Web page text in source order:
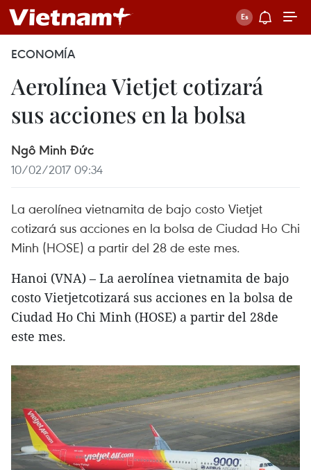
ECONOMÍA
Aerolínea Vietjet cotizará
sus acciones en la bolsa
Ngô Minh Đức
10/02/2017 09:34
La aerolínea vietnamita de bajo costo Vietjet
cotizará sus acciones en la bolsa de Ciudad Ho Chi
Minh (HOSE) a partir del 28 de este mes.
Hanoi (VNA) – La aerolínea vietnamita de bajo
costo Vietjetcotizará sus acciones en la bolsa de
Ciudad Ho Chi Minh (HOSE) a partir del 28de
este mes.